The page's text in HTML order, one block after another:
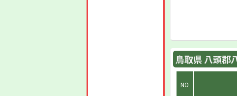
鳥取県 八頭郡
NO